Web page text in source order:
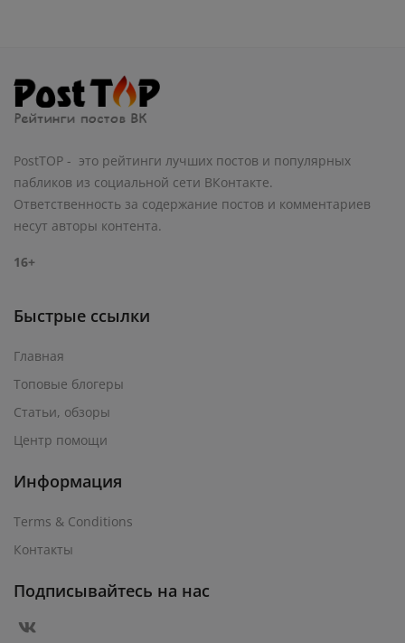
PostTOP - это рейтинги лучших постов и популярных
пабликов из социальной сети ВКонтакте.
Ответственность за содержание постов и комментариев
несут авторы контента.
16+
Быстрые ссылки
Главная
Топовые блогеры
Статьи, обзоры
Центр помощи
Информация
Terms & Conditions
Контакты
Подписывайтесь на нас